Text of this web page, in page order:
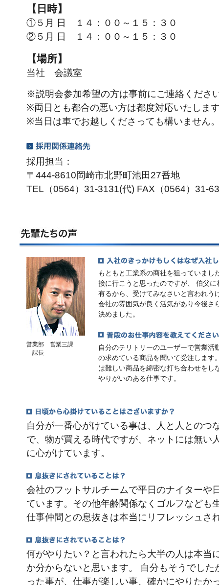
【日時】
①５月 日 １４：００～１５：３０
②５月 日 １４：００～１５：３０
【場所】
当社 会議室
※説明会参加希望の方は事前にご連絡くださ
※両日とも都合の悪い方は都度対応いたしま
※当日は車でお越しくださっても構いません
採用担当：
〒444-8610岡崎市北野町池田27番地
TEL（0564）31-3131(代) FAX（0564）31-
営業部 営業三課
課長
もともと工業系の商社を狙っていま
接に行こうと思ったのですが、 伯父
有るから、受けてみなさいと言われう
会社の雰囲気が良く活気があり今後さ
決めました。
自分のテリトリーのユーザーで営業
の求めている商品を聞いて受注します
は難しい商品を綿密な打ち合わせをし
やりがいのある仕事です。
自分が一番心がけている事は、人と人とのつ
で、物が買える時代ですが、ネットには無い
に心がけています。
会社のフットサルチームで平日のナイターや
ています。その他年齢関係なくゴルフなども
仕事仲間との息抜きは本当にリフレッシュさ
何がやりたい？と言われたら大半の人は本当
か分からないと思います。 自分もそうでし
った事が、仕事が楽しい事、確かにやりたか